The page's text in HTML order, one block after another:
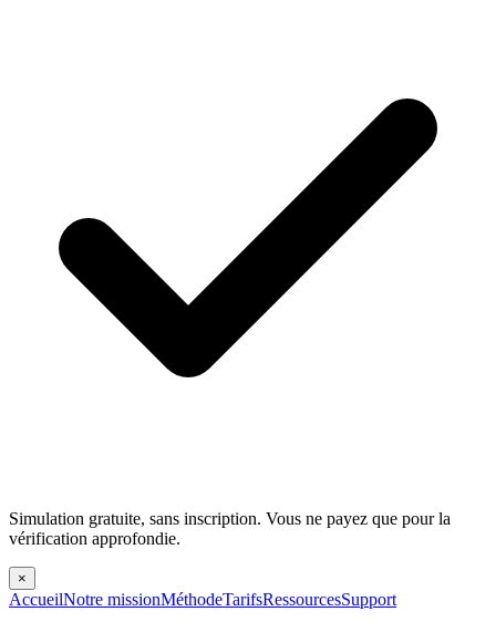
Simulation gratuite, sans inscription. Vous ne payez que pour la
vérification approfondie.
×
AccueilNotre missionMéthodeTarifsRessourcesSupport